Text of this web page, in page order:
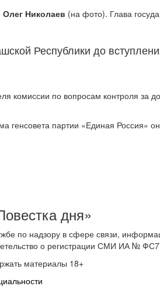
Олег Николаев (на фото). Глава
Республики до
комиссии по вопросам контроля за
генсовета партии «Единая Россия»
дня»
по надзору в сфере связи,
о регистрации СМИ ИА №
материалы 18+